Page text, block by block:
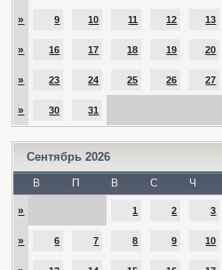
» 9 10 11 12 13
» 16 17 18 19 20
» 23 24 25 26 27
» 30 31
Сентябрь 2026
В П В С Ч
» 1 2 3
» 6 7 8 9 10